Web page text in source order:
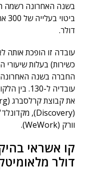
בשנה האחרונה רשמה
דולר.
כשירות) בעלות
עובדיה ל-
וורק (WeWork).
קו אשראי
דולר